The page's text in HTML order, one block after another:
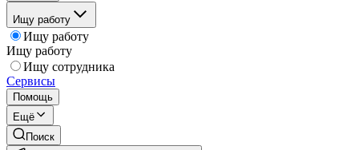
Ищу работу
Ищу работу
Ищу работу
Ищу сотрудника
Сервисы
Помощь
Ещё
Поиск